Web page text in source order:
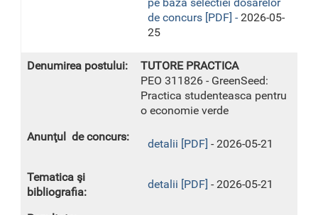
de concurs [PDF] - 2026-05-
25
TUTORE PRACTICA
PEO 311826 - GreenSeed:
Practica studenteasca pentru
o economie verde
detalii [PDF] - 2026-05-21
detalii [PDF] - 2026-05-21